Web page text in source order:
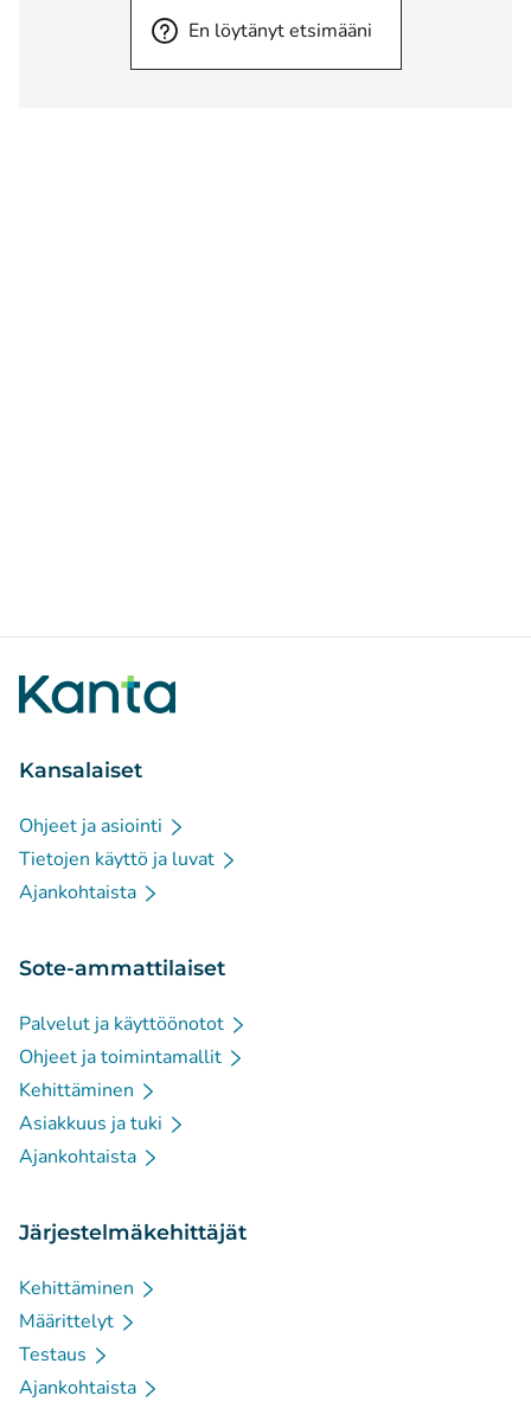
En löytänyt etsimääni
Kansalaiset
Ohjeet ja asiointi
Tietojen käyttö ja luvat
Ajankohtaista
Sote-ammattilaiset
Palvelut ja käyttöönotot
Ohjeet ja toimintamallit
Kehittäminen
Asiakkuus ja tuki
Ajankohtaista
Järjestelmäkehittäjät
Kehittäminen
Määrittelyt
Testaus
Ajankohtaista